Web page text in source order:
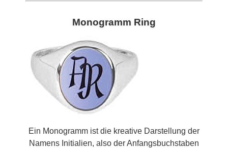
Monogramm Ring
Ein Monogramm ist die kreative Darstellung der
Namens Initialien, also der Anfangsbuchstaben